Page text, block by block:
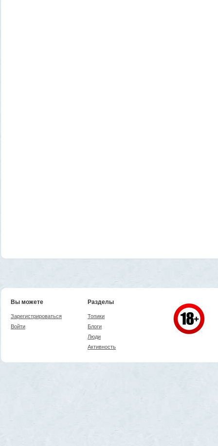
Вы можете
Зарегистрироваться
Войти
Разделы
Топики
Блоги
Люди
Активность